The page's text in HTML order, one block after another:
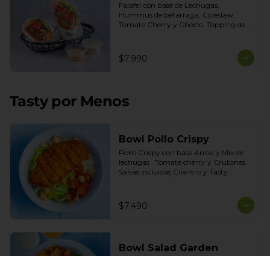
Falafel con base de Lechugas,
Hummus de betarraga, Coleslaw,
Tomate Cherry y Choclo. Topping de
$7.990
Tasty por Menos
Bowl Pollo Crispy
Pollo Crispy con base Arroz y Mix de
lechugas , Tomate cherry y Crutones.
Salsas incluidas Cilantro y Tasty
$7.490
Bowl Salad Garden